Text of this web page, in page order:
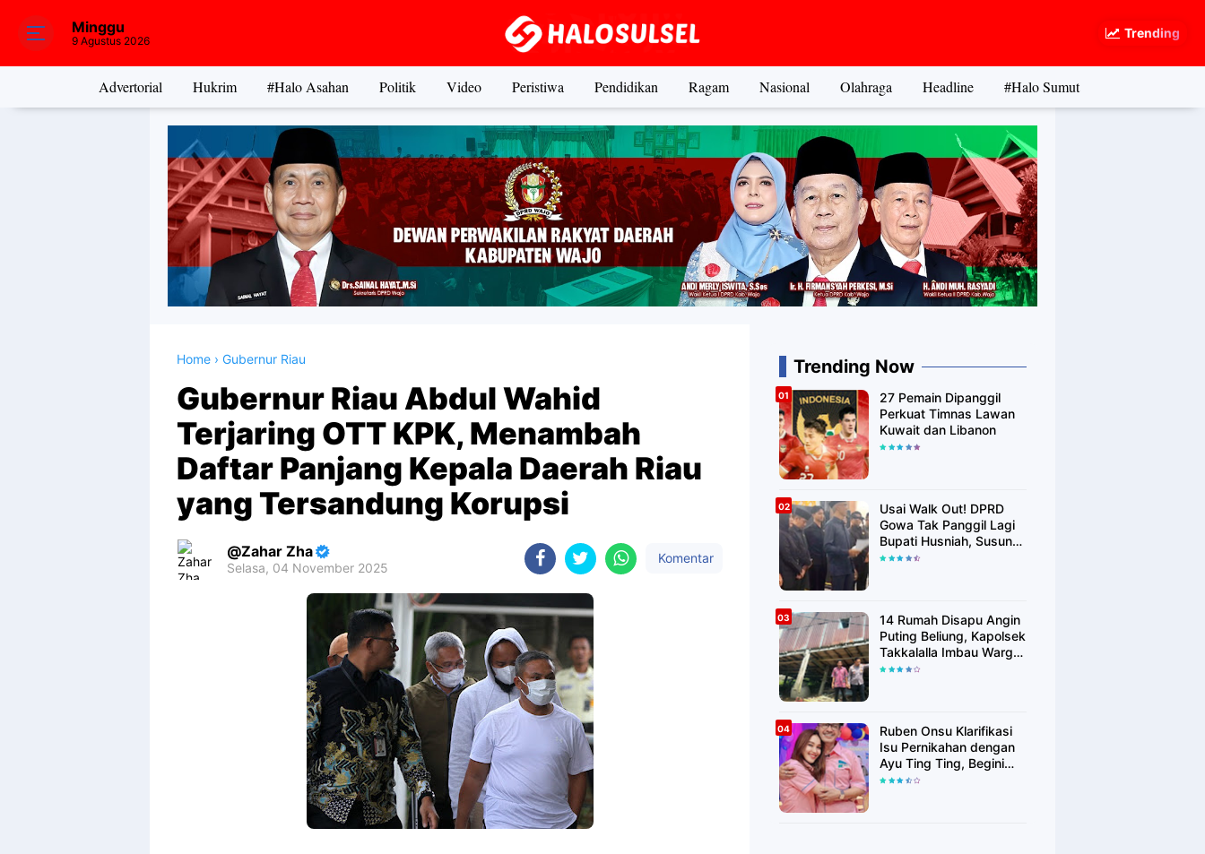
Trending
Minggu
9 Agustus 2026
Advertorial Hukrim #Halo Asahan Politik Video Peristiwa Pendidikan Ragam Nasional Olahraga Headline #Halo Sumut
Home › Gubernur Riau
Gubernur Riau Abdul Wahid
Terjaring OTT KPK, Menambah
Daftar Panjang Kepala Daerah Riau
yang Tersandung Korupsi
Zahar Zha
Selasa, 04 November 2025
Komentar
Trending Now
27 Pemain Dipanggil
Perkuat Timnas Lawan
Kuwait dan Libanon
Usai Walk Out! DPRD
Gowa Tak Panggil Lagi
Bupati Husniah, Susun
Rekomendasi Hak
14 Rumah Disapu Angin
Puting Beliung, Kapolsek
Takkalalla Imbau Warga
Waspada Cuaca
Ruben Onsu Klarifikasi
Isu Pernikahan dengan
Ayu Ting Ting, Begini
Faktanya